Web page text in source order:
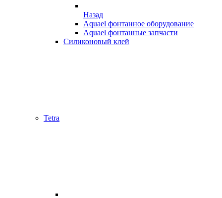
Назад
Aquael фонтанное оборудование
Aquael фонтанные запчасти
Силиконовый клей
Tetra